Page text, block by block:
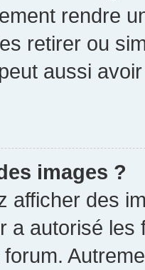
rendre
retirer ou
aussi
images ?
afficher des
a autorisé